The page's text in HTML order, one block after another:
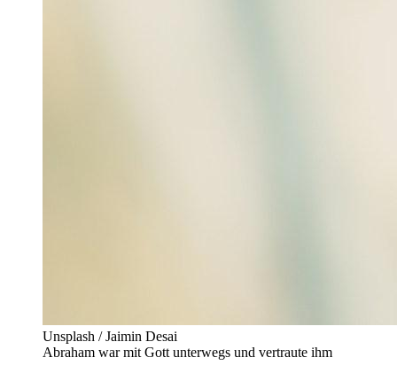
Unsplash / Jaimin Desai
Abraham war mit Gott unterwegs und vertraute ihm